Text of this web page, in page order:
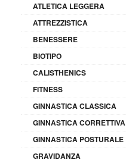
ATLETICA LEGGERA
ATTREZZISTICA
BENESSERE
BIOTIPO
CALISTHENICS
FITNESS
GINNASTICA CLASSICA
GINNASTICA CORRETTIVA
GINNASTICA POSTURALE
GRAVIDANZA